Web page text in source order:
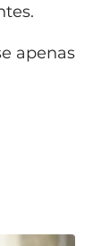
apenas